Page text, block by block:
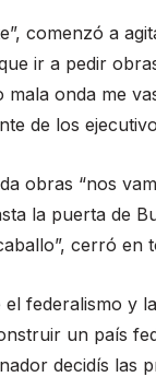
comenzó a
ir a pedir
onda me
de los
obras “nos
la puerta de
cerró en
federalismo y
un país
decidís las